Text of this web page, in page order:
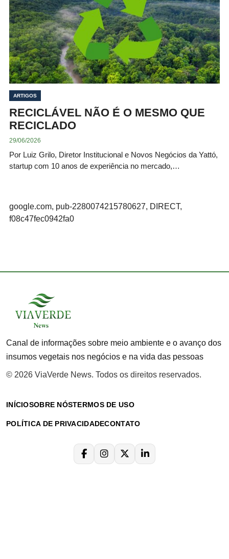
ARTIGOS
RECICLÁVEL NÃO É O MESMO QUE
RECICLADO
29/06/2026
Por Luiz Grilo, Diretor Institucional e Novos Negócios da Yattó,
startup com 10 anos de experiência no mercado,…
google.com, pub-2280074215780627, DIRECT,
f08c47fec0942fa0
Canal de informações sobre meio ambiente e o avanço dos
insumos vegetais nos negócios e na vida das pessoas
© 2026 ViaVerde News. Todos os direitos reservados.
INÍCIOSOBRE NÓSTERMOS DE USO
POLÍTICA DE PRIVACIDADECONTATO